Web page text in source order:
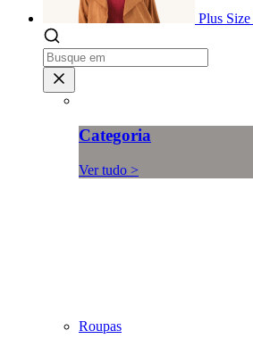
Plus Size
Categoria
Ver tudo >
Roupas